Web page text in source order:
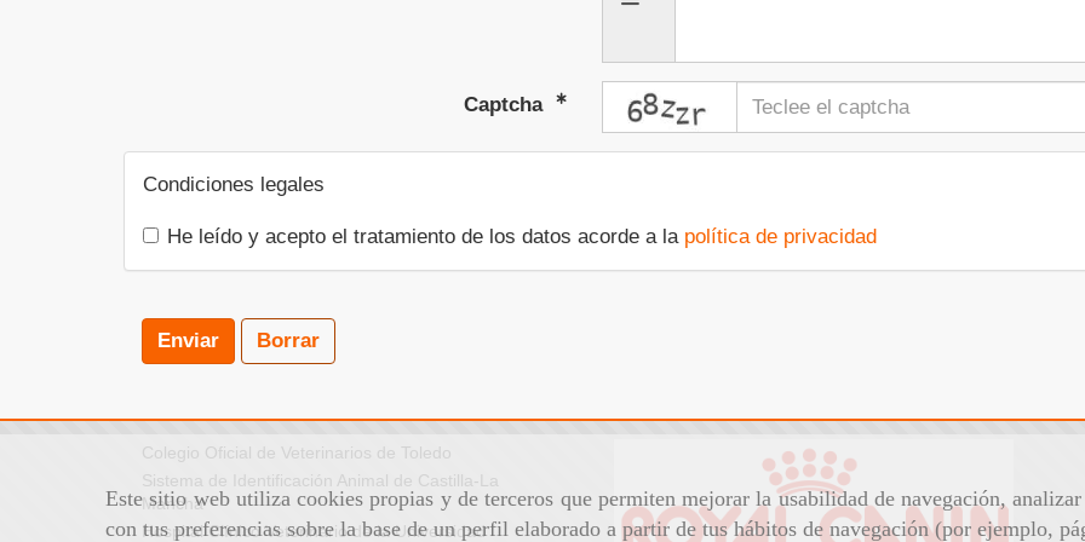
Este sitio web utiliza cookies propias y de terceros que permiten mejorar la usabilidad de navegación,
con tus preferencias sobre la base de un perfil elaborado a partir de tus hábitos de navegación (por ejemplo,
Captcha captcha
Condiciones legales
He leído y acepto el tratamiento de los datos acorde a la política de privacidad
Enviar Borrar
Colegio Oficial de Veterinarios de Toledo
Sistema de Identificación Animal de Castilla-La
Mancha
Hospital Clínico Veterinario de la Universidad